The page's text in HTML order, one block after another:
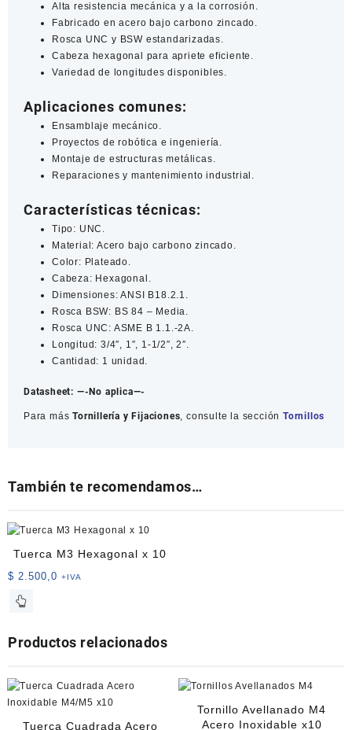
Alta resistencia mecánica y a la corrosión.
Fabricado en acero bajo carbono zincado.
Rosca UNC y BSW estandarizadas.
Cabeza hexagonal para apriete eficiente.
Variedad de longitudes disponibles.
Aplicaciones comunes:
Ensamblaje mecánico.
Proyectos de robótica e ingeniería.
Montaje de estructuras metálicas.
Reparaciones y mantenimiento industrial.
Características técnicas:
Tipo: UNC.
Material: Acero bajo carbono zincado.
Color: Plateado.
Cabeza: Hexagonal.
Dimensiones: ANSI B18.2.1.
Rosca BSW: BS 84 – Media.
Rosca UNC: ASME B 1.1.-2A.
Longitud: 3/4″, 1″, 1-1/2″, 2″.
Cantidad: 1 unidad.
Datasheet: —-No aplica—-
Para másTornillería y Fijaciones, consulte la secciónTornillos
También te recomendamos…
Tuerca M3 Hexagonal x 10
$ 2.500,0 +IVA
Productos relacionados
Tuerca Cuadrada Acero
Tornillo Avellanado M4
Acero Inoxidable x10